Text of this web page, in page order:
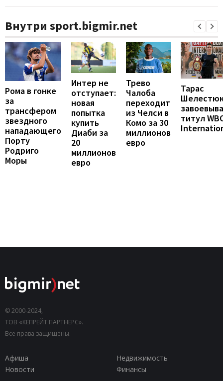
Внутри sport.bigmir.net
Рома в гонке
за
трансфером
звездного
нападающего
Порту
Родриго
Моры
Интер не
отступает:
новая
попытка
купить
Диаби за
20
миллионов
евро
Трево
Чалоба
переходит
из Челси в
Комо за 30
миллионов
евро
Тарас
титул
© 2000-2024,
ТОВ «КЕПРЕЙТ ПАРТНЕРС».
Все права защищены.
Афиша
Недвижимость
Новости
Финансы